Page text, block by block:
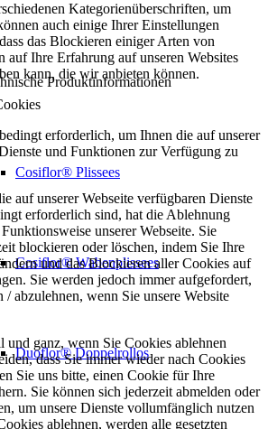
Produktinformationen
Cosiflor® Plissees
Cosiflor® Wabenplissees
Duoflor® Doppelrollos
Kategorienüberschriften, um
auch einige Ihrer Einstellungen
das Blockieren einiger Arten von
auf Ihre Erfahrung auf unseren Websites
kann, die wir anbieten können.
erforderlich, um Ihnen die auf unserer
und Funktionen zur Verfügung zu
auf unserer Webseite verfügbaren Dienste
erforderlich sind, hat die Ablehnung
unserer Webseite. Sie
blockieren oder löschen, indem Sie Ihre
und das Blockieren aller Cookies auf
Sie werden jedoch immer aufgefordert,
/ abzulehnen, wenn Sie unsere Website
und ganz, wenn Sie Cookies ablehnen
dass Sie immer wieder nach Cookies
Sie uns bitte, einen Cookie für Ihre
Sie können sich jederzeit abmelden oder
um unsere Dienste vollumfänglich nutzen
ablehnen, werden alle gesetzten